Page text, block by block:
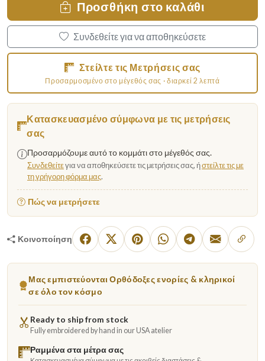
Προσθήκη στο καλάθι
Συνδεθείτε για να αποθηκεύσετε
Στείλτε τις Μετρήσεις σας
Προσαρμοσμένο στο μέγεθός σας · διαρκεί 2 λεπτά
Κατασκευασμένο σύμφωνα με τις μετρήσεις
σας
Προσαρμόζουμε αυτό το κομμάτι στο μέγεθός σας.
Συνδεθείτεγια να αποθηκεύσετε τις μετρήσεις σας, ήστείλτε τις με
τη γρήγορη φόρμα μας.
Πώς να μετρήσετε
Κοινοποίηση
Μας εμπιστεύονται Ορθόδοξες ενορίες & κληρικοί
σε όλο τον κόσμο
Ready to ship from stock
Fully embroidered by hand in our USA atelier
Ραμμένα στα μέτρα σας